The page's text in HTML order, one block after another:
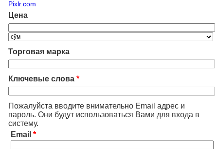
Pixlr.com
Цена
Торговая марка
Ключевые слова *
Пожалуйста вводите внимательно Email адрес и
пароль. Они будут использоваться Вами для входа в
систему.
Email *